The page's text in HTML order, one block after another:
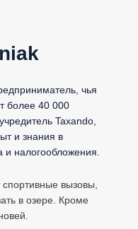
чья
более 40 000
Taxando,
и знания в
и налогообложения.
вызовы,
в озере. Кроме